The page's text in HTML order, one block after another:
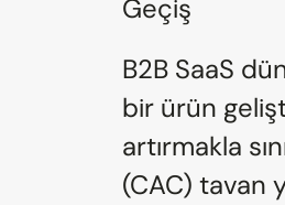
Geçiş
B2B SaaS
bir ürün
artırmakla
(CAC) tavan